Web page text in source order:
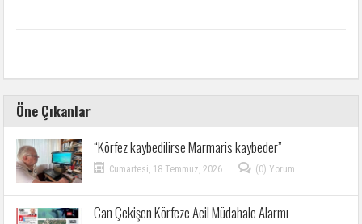
Öne Çıkanlar
“Körfez kaybedilirse Marmaris kaybeder”
Cumartesi, 18 Temmuz, 2026 (0) Yorum
Can Çekişen Körfeze Acil Müdahale Alarmı